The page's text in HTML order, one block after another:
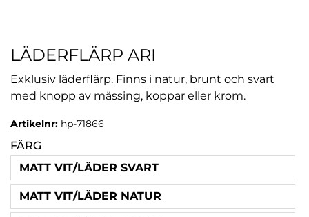
LÄDERFLÄRP ARI
Exklusiv läderflärp. Finns i natur, brunt och svart
med knopp av mässing, koppar eller krom.
Artikelnr: hp-71866
FÄRG
MATT VIT/LÄDER SVART
MATT VIT/LÄDER NATUR